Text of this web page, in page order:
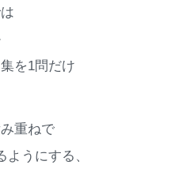
を1問だけ
重ねで
うにする、